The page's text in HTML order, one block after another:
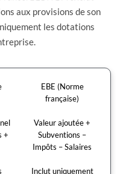
aux provisions de son
les dotations
EBE (Norme
française)
+
Valeur ajoutée +
Subventions –
Impôts – Salaires
Inclut uniquement